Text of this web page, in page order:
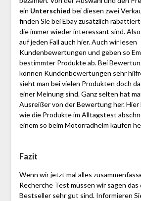
ein Unterschied bei diesen zwei
finden Sie bei Ebay zusätzlich
die immer wieder interessant sind.
auf jeden Fall auch hier. Auch wir lesen
Kundenbewertungen und geben so
bestimmter Produkte ab. Bei
können Kundenbewertungen sehr
sieht man bei vielen Produkten doch
einer Meinung sind. Ganz selten hat
Ausreißer von der Bewertung her. Hier
wie die Produkte im Alltagstest
einem so beim Motorradhelm kaufen
Fazit
Wenn wir jetzt mal alles
Recherche Test müssen wir sagen
Bestseller sehr gut sind. Informieren